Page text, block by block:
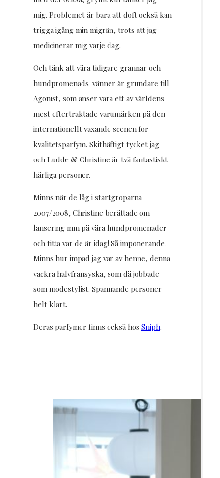
mig. Problemet är bara att doft också kan
trigga igång min migrän, trots att jag
medicinerar mig varje dag.
Och tänk att våra tidigare grannar och
hundpromenads-vänner är grundare till
Agonist, som anser vara ett av världens
mest eftertraktade varumärken på den
internationellt växande scenen för
kvalitetsparfym. Skithäftigt tycket jag
och Ludde & Christine är två fantastiskt
härliga personer.
Minns när de låg i startgroparna
2007/2008, Christine berättade om
lansering mm på våra hundpromenader
och titta var de är idag! Så imponerande.
Minns hur impad jag var av henne, denna
vackra halvfransyska, som då jobbade
som modestylist. Spännande personer
helt klart.
Deras parfymer finns också hos Sniph.